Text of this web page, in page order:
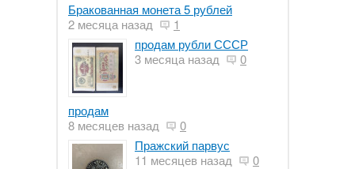
Бракованная монета 5 рублей
2 месяца назад
1
продам рубли СССР
3 месяца назад
0
продам
8 месяцев назад
0
Пражский парвус
11 месяцев назад
0